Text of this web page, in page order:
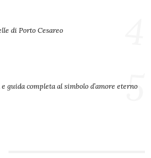
di Porto Cesareo
guida completa al simbolo d’amore eterno
5